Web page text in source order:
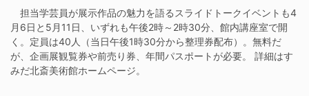
担当学芸員が展示作品の魅力を語るスライドトークイベントも4
月6日と5月11日、いずれも午後2時～2時30分、館内講座室で開
く。定員は40人（当日午後1時30分から整理券配布）。無料だ
が、企画展観覧券や前売り券、年間パスポートが必要。 詳細はす
みだ北斎美術館ホームページ。